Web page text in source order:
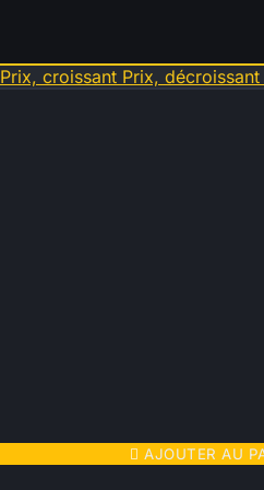
Prix, croissant Prix, décroissant
 AJOUTER AU